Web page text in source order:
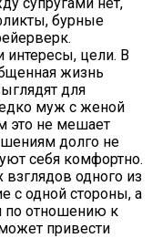
бурные
цели. В
жизнь
для
муж с женой
это не мешает
долго не
себя комфортно.
одного из
с одной стороны, а
по отношению к
привести